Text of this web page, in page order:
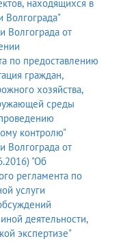
находящихся в
Волгограда"
Волгограда от
по предоставлению
граждан,
хозяйства,
среды
контролю"
Волгограда от
"Об
регламента по
услуги
деятельности,
экспертизе"